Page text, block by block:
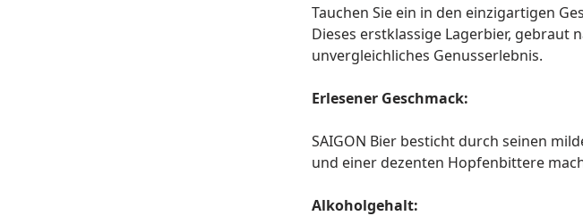
Tauchen Sie ein in den einzigartigen
Dieses erstklassige Lagerbier,
unvergleichliches Genusserlebnis.
Erlesener Geschmack:
SAIGON Bier besticht durch seinen
und einer dezenten Hopfenbittere
Alkoholgehalt: